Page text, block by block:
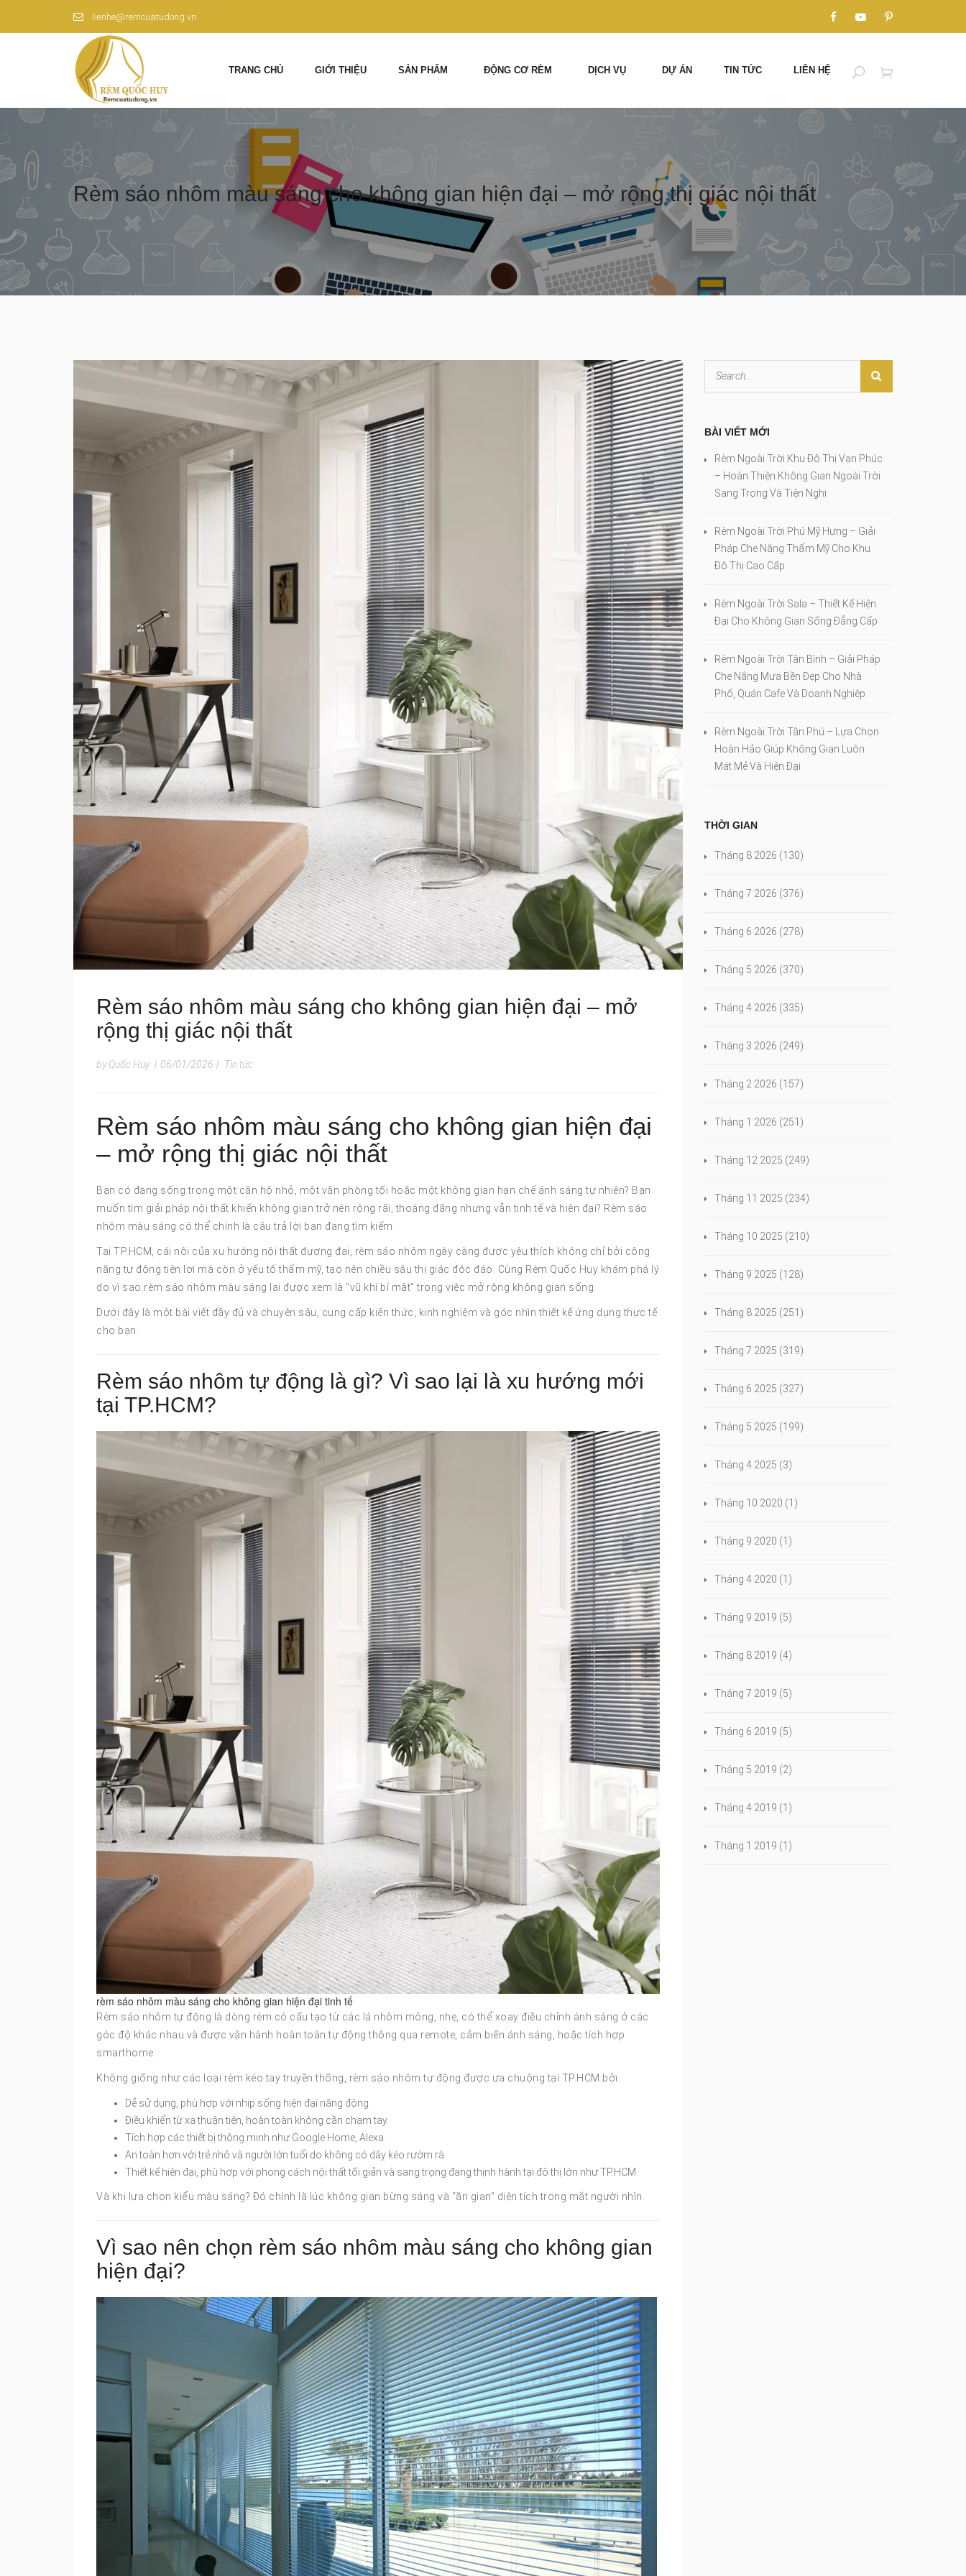
lienhe@remcuatudong.vn
TRANG CHỦ GIỚI THIỆU SẢN PHẨM ĐỘNG CƠ RÈM DỊCH VỤ DỰ ÁN TIN TỨC LIÊN HỆ
Rèm sáo nhôm màu sáng cho không gian hiện đại – mở rộng thị giác nội thất
Rèm sáo nhôm màu sáng cho không gian hiện đại – mở
rộng thị giác nội thất
by Quốc Huy | 06/01/2026 | Tin tức
Rèm sáo nhôm màu sáng cho không gian hiện đại
– mở rộng thị giác nội thất
Bạn có đang sống trong một căn hộ nhỏ, một văn phòng tối hoặc một không gian hạn chế ánh sáng tự nhiên? Bạn
muốn tìm giải pháp nội thất khiến không gian trở nên rộng rãi, thoáng đãng nhưng vẫn tinh tế và hiện đại? Rèm sáo
nhôm màu sáng có thể chính là câu trả lời bạn đang tìm kiếm.
Tại TP.HCM, cái nôi của xu hướng nội thất đương đại, rèm sáo nhôm ngày càng được yêu thích không chỉ bởi công
năng tự động tiện lợi mà còn ở yếu tố thẩm mỹ, tạo nên chiều sâu thị giác độc đáo. Cùng Rèm Quốc Huy khám phá lý
do vì sao rèm sáo nhôm màu sáng lại được xem là “vũ khí bí mật” trong việc mở rộng không gian sống.
Dưới đây là một bài viết đầy đủ và chuyên sâu, cung cấp kiến thức, kinh nghiệm và góc nhìn thiết kế ứng dụng thực tế
cho bạn.
Rèm sáo nhôm tự động là gì? Vì sao lại là xu hướng mới
tại TP.HCM?
rèm sáo nhôm màu sáng cho không gian hiện đại tinh tế
Rèm sáo nhôm tự động là dòng rèm có cấu tạo từ các lá nhôm mỏng, nhẹ, có thể xoay điều chỉnh ánh sáng ở các
góc độ khác nhau và được vận hành hoàn toàn tự động thông qua remote, cảm biến ánh sáng, hoặc tích hợp
smarthome.
Không giống như các loại rèm kéo tay truyền thống, rèm sáo nhôm tự động được ưa chuộng tại TP.HCM bởi:
Dễ sử dụng, phù hợp với nhịp sống hiện đại năng động.
Điều khiển từ xa thuận tiện, hoàn toàn không cần chạm tay.
Tích hợp các thiết bị thông minh như Google Home, Alexa.
An toàn hơn với trẻ nhỏ và người lớn tuổi do không có dây kéo rườm rà.
Thiết kế hiện đại, phù hợp với phong cách nội thất tối giản và sang trọng đang thịnh hành tại đô thị lớn như TP.HCM.
Và khi lựa chọn kiểu màu sáng? Đó chính là lúc không gian bừng sáng và “ăn gian” diện tích trong mắt người nhìn.
Vì sao nên chọn rèm sáo nhôm màu sáng cho không gian
hiện đại?
BÀI VIẾT MỚI
Rèm Ngoài Trời Khu Đô Thị Vạn Phúc
– Hoàn Thiện Không Gian Ngoài Trời
Sang Trọng Và Tiện Nghi
Rèm Ngoài Trời Phú Mỹ Hưng – Giải
Pháp Che Nắng Thẩm Mỹ Cho Khu
Đô Thị Cao Cấp
Rèm Ngoài Trời Sala – Thiết Kế Hiện
Đại Cho Không Gian Sống Đẳng Cấp
Rèm Ngoài Trời Tân Bình – Giải Pháp
Che Nắng Mưa Bền Đẹp Cho Nhà
Phố, Quán Cafe Và Doanh Nghiệp
Rèm Ngoài Trời Tân Phú – Lựa Chọn
Hoàn Hảo Giúp Không Gian Luôn
Mát Mẻ Và Hiện Đại
THỜI GIAN
Tháng 8 2026 (130)
Tháng 7 2026 (376)
Tháng 6 2026 (278)
Tháng 5 2026 (370)
Tháng 4 2026 (335)
Tháng 3 2026 (249)
Tháng 2 2026 (157)
Tháng 1 2026 (251)
Tháng 12 2025 (249)
Tháng 11 2025 (234)
Tháng 10 2025 (210)
Tháng 9 2025 (128)
Tháng 8 2025 (251)
Tháng 7 2025 (319)
Tháng 6 2025 (327)
Tháng 5 2025 (199)
Tháng 4 2025 (3)
Tháng 10 2020 (1)
Tháng 9 2020 (1)
Tháng 4 2020 (1)
Tháng 9 2019 (5)
Tháng 8 2019 (4)
Tháng 7 2019 (5)
Tháng 6 2019 (5)
Tháng 5 2019 (2)
Tháng 4 2019 (1)
Tháng 1 2019 (1)